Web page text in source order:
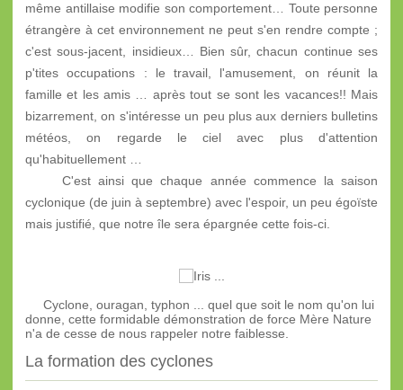
même antillaise modifie son comportement… Toute personne
étrangère à cet environnement ne peut s'en rendre compte ;
c'est sous-jacent, insidieux… Bien sûr, chacun continue ses
p'tites occupations : le travail, l'amusement, on réunit la
famille et les amis … après tout se sont les vacances!! Mais
bizarrement, on s'intéresse un peu plus aux derniers bulletins
météos, on regarde le ciel avec plus d'attention
qu'habituellement …
C'est ainsi que chaque année commence la saison
cyclonique (de juin à septembre) avec l'espoir, un peu égoïste
mais justifié, que notre île sera épargnée cette fois-ci.
Cyclone, ouragan, typhon ... quel que soit le nom qu'on lui
donne, cette formidable démonstration de force Mère Nature
n'a de cesse de nous rappeler notre faiblesse.
La formation des cyclones